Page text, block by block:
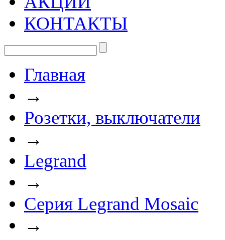
КОНТАКТЫ
Главная
→
Розетки, выключатели
→
Legrand
→
Серия Legrand Mosaic
→